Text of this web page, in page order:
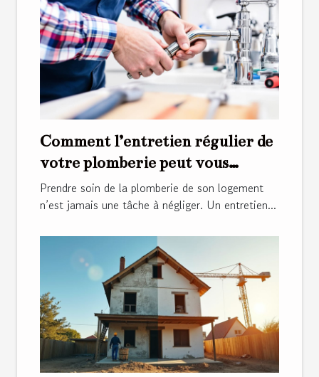
Comment l’entretien régulier de
votre plomberie peut vous
économiser de l'argent ?
Prendre soin de la plomberie de son logement
n’est jamais une tâche à négliger. Un entretien...